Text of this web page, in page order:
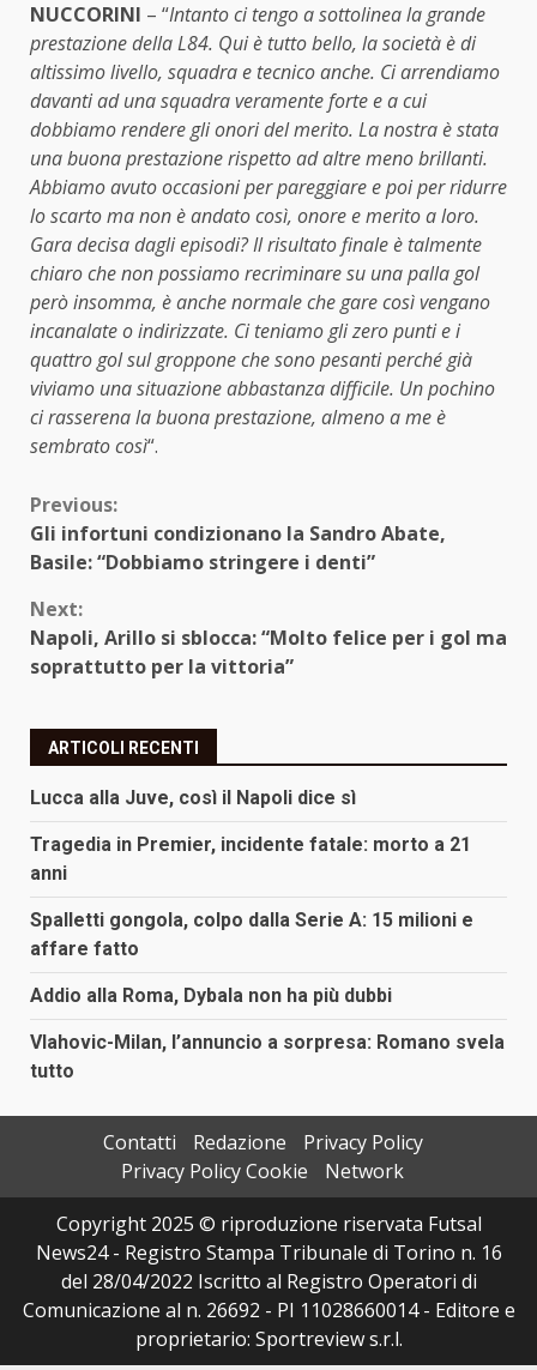
NUCCORINI – “Intanto ci tengo a sottolinea la grande
prestazione della L84. Qui è tutto bello, la società è di
altissimo livello, squadra e tecnico anche. Ci arrendiamo
davanti ad una squadra veramente forte e a cui
dobbiamo rendere gli onori del merito. La nostra è stata
una buona prestazione rispetto ad altre meno brillanti.
Abbiamo avuto occasioni per pareggiare e poi per ridurre
lo scarto ma non è andato così, onore e merito a loro.
Gara decisa dagli episodi? Il risultato finale è talmente
chiaro che non possiamo recriminare su una palla gol
però insomma, è anche normale che gare così vengano
incanalate o indirizzate. Ci teniamo gli zero punti e i
quattro gol sul groppone che sono pesanti perché già
viviamo una situazione abbastanza difficile. Un pochino
ci rasserena la buona prestazione, almeno a me è
sembrato così“.
Continue
Reading
Previous:
Gli infortuni condizionano la Sandro Abate,
Basile: “Dobbiamo stringere i denti”
Next:
Napoli, Arillo si sblocca: “Molto felice per i gol ma
soprattutto per la vittoria”
ARTICOLI RECENTI
Lucca alla Juve, così il Napoli dice sì
Tragedia in Premier, incidente fatale: morto a 21
anni
Spalletti gongola, colpo dalla Serie A: 15 milioni e
affare fatto
Addio alla Roma, Dybala non ha più dubbi
Vlahovic-Milan, l’annuncio a sorpresa: Romano svela
tutto
Contatti Redazione
Privacy Policy
Privacy Policy Cookie
Network
Copyright 2025 © riproduzione riservata Futsal
News24 - Registro Stampa Tribunale di Torino n. 16
del 28/04/2022 Iscritto al Registro Operatori di
Comunicazione al n. 26692 - PI 11028660014 - Editore e
proprietario: Sportreview s.r.l.